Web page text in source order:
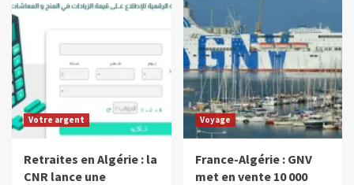
Votre argent
Retraites en Algérie : la
CNR lance une
Voyage
France-Algérie : GNV
met en vente 10 000